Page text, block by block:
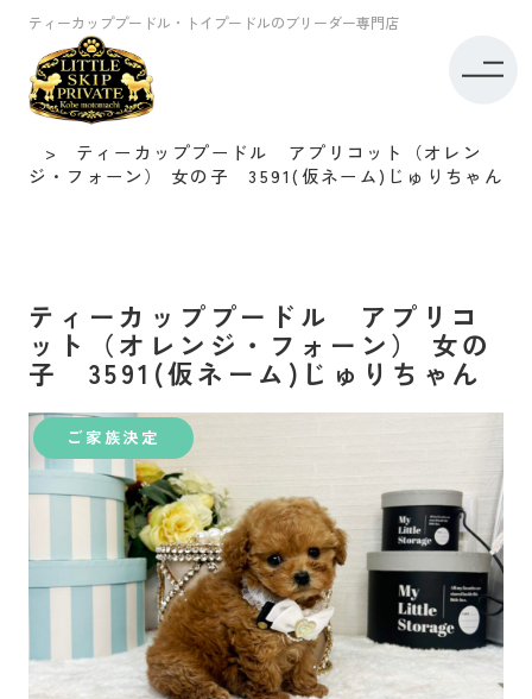
ティーカッププードル・トイプードルのブリーダー専門店
トイプードル専門店リトルスキップ TOP
子犬情報
ティーカッププードル アプリコット（オレン
ジ・フォーン） 女の子 3591(仮ネーム)じゅりちゃん
ティーカッププードル アプリコ
ット（オレンジ・フォーン） 女の
子 3591(仮ネーム)じゅりちゃん
ご家族決定